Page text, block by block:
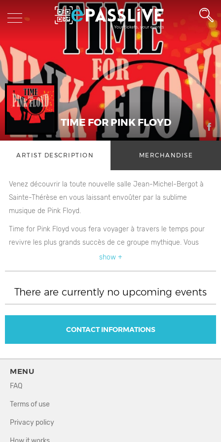
TIME FOR PINK FLOYD
ARTIST DESCRIPTION MERCHANDISE
Venez découvrir la toute nouvelle salle Jean-Michel-Bergot à
Sainte-Thérèse en vous laissant envoûter par la sublime
musique de Pink Floyd.
Time for Pink Floyd vous fera voyager à travers le temps pour
revivre les plus grands succès de ce groupe mythique. Vous
serez ébloui par leur fidélité musicale et vocale. Le répertoire du
groupe se concentre sur ce qu'est considéré comme la
à 1979.
Six musiciens chevronés, cumulant chacun plus de vingt ans
d'expérience comme musicien professionnel, vous
show +
There are currently no upcoming events
CONTACT INFORMATIONS
MENU
FAQ
Terms of use
Privacy policy